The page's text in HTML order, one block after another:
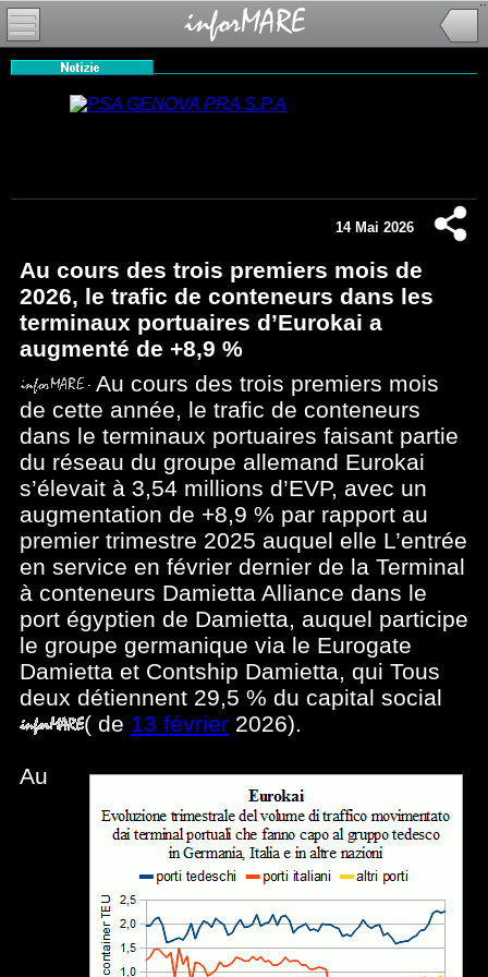
14 Mai 2026
Au cours des trois premiers mois de
2026, le trafic de conteneurs dans les
terminaux portuaires d’Eurokai a
augmenté de +8,9 %
Au cours des trois premiers mois
de cette année, le trafic de conteneurs
dans le terminaux portuaires faisant partie
du réseau du groupe allemand Eurokai
s’élevait à 3,54 millions d’EVP, avec un
augmentation de +8,9 % par rapport au
premier trimestre 2025 auquel elle L’entrée
en service en février dernier de la Terminal
à conteneurs Damietta Alliance dans le
port égyptien de Damietta, auquel participe
le groupe germanique via le Eurogate
Damietta et Contship Damietta, qui Tous
deux détiennent 29,5 % du capital social
( de 13 février 2026).
Au